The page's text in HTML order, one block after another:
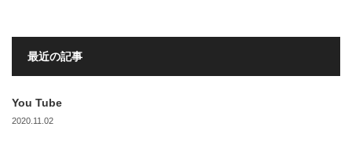
最近の記事
You Tube
2020.11.02